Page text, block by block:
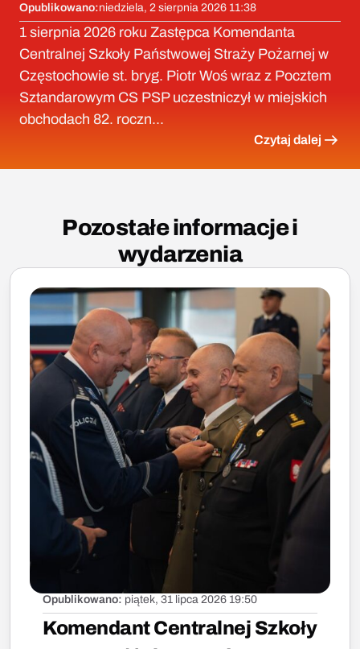
Opublikowano:niedziela, 2 sierpnia 2026 11:38
1 sierpnia 2026 roku Zastępca Komendanta
Centralnej Szkoły Państwowej Straży Pożarnej w
Częstochowie st. bryg. Piotr Woś wraz z Pocztem
Sztandarowym CS PSP uczestniczył w miejskich
obchodach 82. roczn...
Czytaj dalej
Pozostałe informacje i
wydarzenia
Opublikowano: piątek, 31 lipca 2026 19:50
Komendant Centralnej Szkoły